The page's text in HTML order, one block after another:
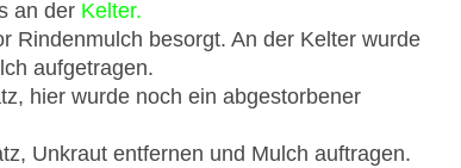
an der Kelter.
Rindenmulch besorgt. An der Kelter wurde
aufgetragen.
hier wurde noch ein abgestorbener
Unkraut entfernen und Mulch auftragen.